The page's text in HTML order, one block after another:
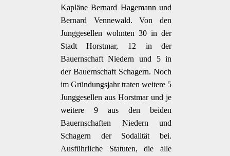
Kapläne Bernard Hagemann und
Bernard Vennewald. Von den
Junggesellen wohnten 30 in der
Stadt Horstmar, 12 in der
Bauernschaft Niedern und 5 in
der Bauernschaft Schagern. Noch
im Gründungsjahr traten weitere 5
Junggesellen aus Horstmar und je
weitere 9 aus den beiden
Bauernschaften Niedern und
Schagern der Sodalität bei.
Ausführliche Statuten, die alle